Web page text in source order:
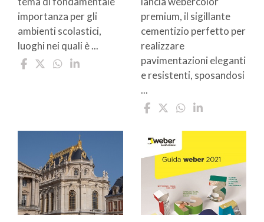
importanza per gli
ambienti scolastici,
luoghi nei quali è ...
premium, il sigillante
cementizio perfetto per
realizzare
pavimentazioni eleganti
e resistenti, sposandosi
...